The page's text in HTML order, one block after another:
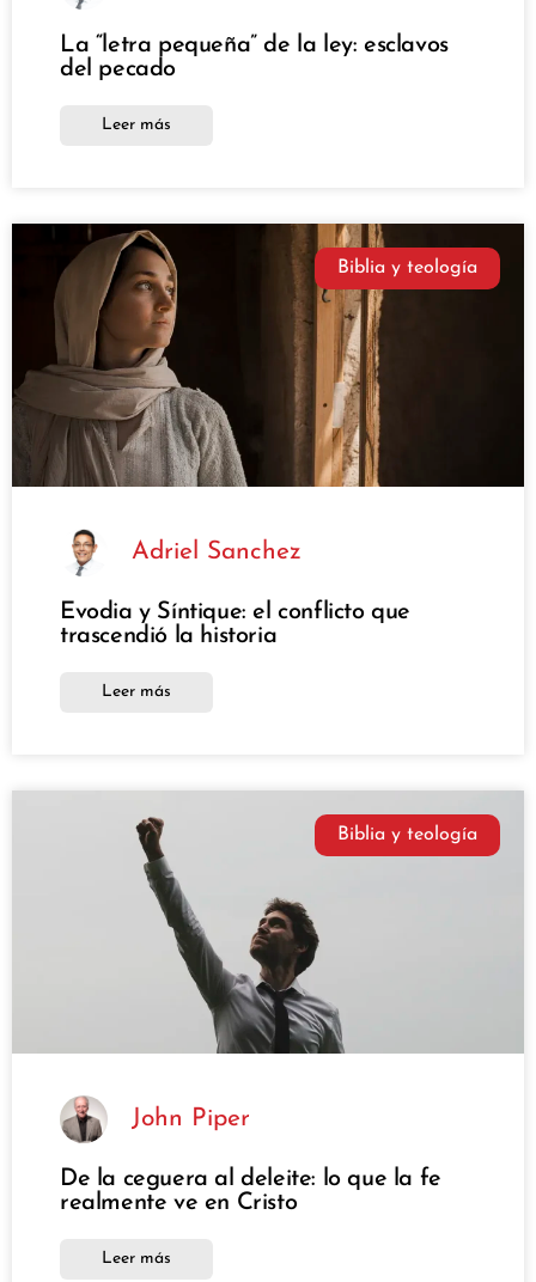
La “letra pequeña” de la ley: esclavos
del pecado
Leer más
Biblia y teología
Adriel Sanchez
Evodia y Síntique: el conflicto que
trascendió la historia
Leer más
Biblia y teología
John Piper
De la ceguera al deleite: lo que la fe
realmente ve en Cristo
Leer más